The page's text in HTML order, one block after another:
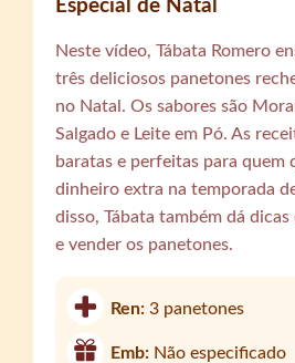
Especial de Natal
Neste vídeo, Tábata Romero
três deliciosos panetones
no Natal. Os sabores são
Salgado e Leite em Pó. As
baratas e perfeitas para quem
dinheiro extra na temporada
disso, Tábata também dá
e vender os panetones.
Ren:3 panetones
Emb: Não especificado